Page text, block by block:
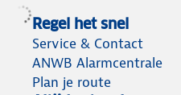
Regel het snel
Service & Contact
ANWB Alarmcentrale
Plan je route